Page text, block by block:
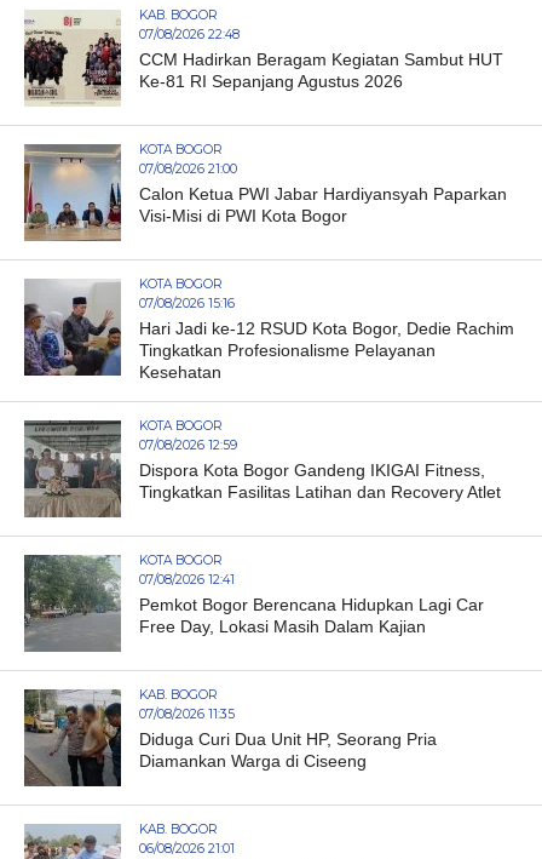
KAB. BOGOR
07/08/2026 22:48
CCM Hadirkan Beragam Kegiatan Sambut HUT
Ke-81 RI Sepanjang Agustus 2026
KOTA BOGOR
07/08/2026 21:00
Calon Ketua PWI Jabar Hardiyansyah Paparkan
Visi-Misi di PWI Kota Bogor
KOTA BOGOR
07/08/2026 15:16
Hari Jadi ke-12 RSUD Kota Bogor, Dedie Rachim
Tingkatkan Profesionalisme Pelayanan
Kesehatan
KOTA BOGOR
07/08/2026 12:59
Dispora Kota Bogor Gandeng IKIGAI Fitness,
Tingkatkan Fasilitas Latihan dan Recovery Atlet
KOTA BOGOR
07/08/2026 12:41
Pemkot Bogor Berencana Hidupkan Lagi Car
Free Day, Lokasi Masih Dalam Kajian
KAB. BOGOR
07/08/2026 11:35
Diduga Curi Dua Unit HP, Seorang Pria
Diamankan Warga di Ciseeng
KAB. BOGOR
06/08/2026 21:01